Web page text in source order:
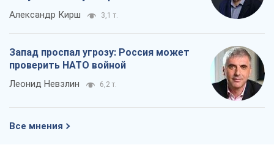
Александр Кирш 3,1 т.
Запад проспал угрозу: Россия может
проверить НАТО войной
Леонид Невзлин 6,2 т.
Все мнения